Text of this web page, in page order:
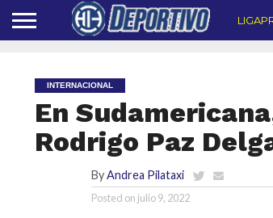
INTERNACIONAL
En
Rodrigo Paz
ByAndrea Pilataxi
Posted on julio 9, 2022